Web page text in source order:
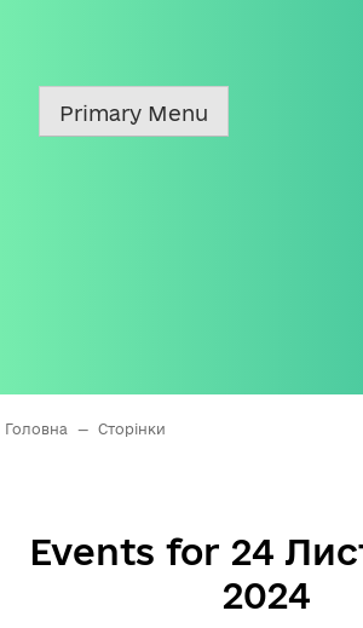
Primary Menu
Головна — Сторінки
Events for 24
2024